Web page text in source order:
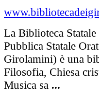
La Biblioteca
Pubblica Statale
Girolamini) è una
Filosofia, Chiesa
Musica sa ...